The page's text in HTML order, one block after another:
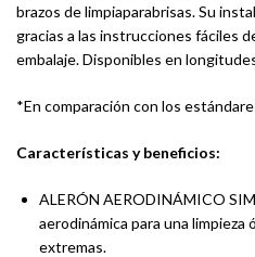
brazos de limpiaparabrisas. Su
gracias a las instrucciones fáciles
embalaje. Disponibles en
*En comparación con los
Características y beneficios:
ALERÓN AERODINÁMICO
aerodinámica para una limpieza
extremas.